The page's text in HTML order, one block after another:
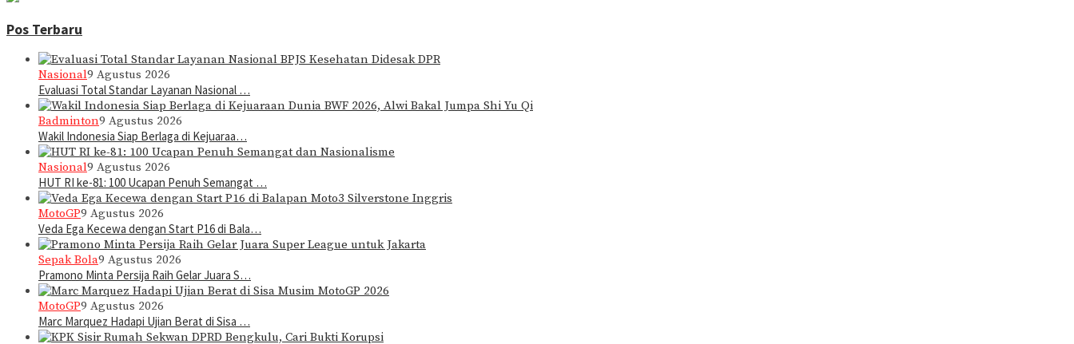
Pos Terbaru
Nasional9 Agustus 2026
Evaluasi Total Standar Layanan Nasional …
Badminton9 Agustus 2026
Wakil Indonesia Siap Berlaga di Kejuaraa…
Nasional9 Agustus 2026
HUT RI ke-81: 100 Ucapan Penuh Semangat …
MotoGP9 Agustus 2026
Veda Ega Kecewa dengan Start P16 di Bala…
Sepak Bola9 Agustus 2026
Pramono Minta Persija Raih Gelar Juara S…
MotoGP9 Agustus 2026
Marc Marquez Hadapi Ujian Berat di Sisa …